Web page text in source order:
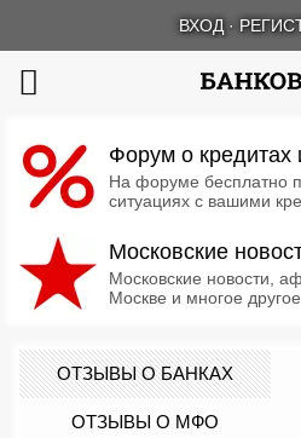
ВХОД ·
Форум о кредитах
На форуме бесплатно
ситуациях с вашими
Московские
Московские новости,
Москве и многое другое
ОТЗЫВЫ О БАНКАХ
ОТЗЫВЫ О МФО